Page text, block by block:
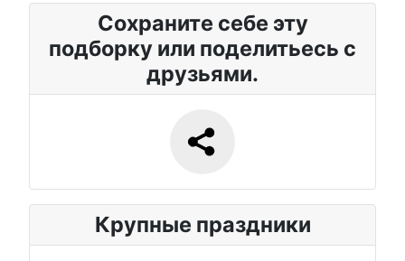
Сохраните себе эту
подборку или поделитьесь с
друзьями.
Крупные праздники